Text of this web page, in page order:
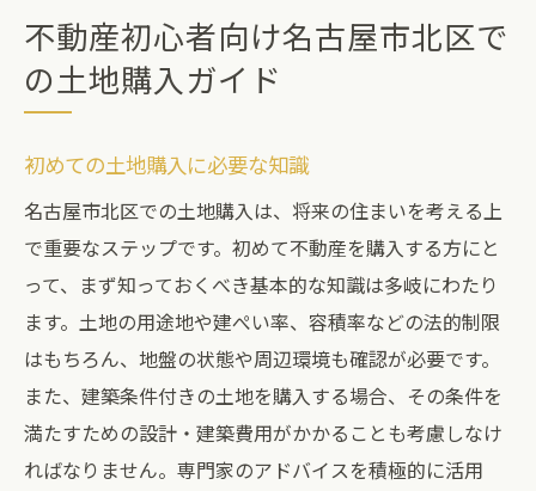
不動産初心者向け名古屋市北区で
の土地購入ガイド
初めての土地購入に必要な知識
名古屋市北区での土地購入は、将来の住まいを考える上
で重要なステップです。初めて不動産を購入する方にと
って、まず知っておくべき基本的な知識は多岐にわたり
ます。土地の用途地や建ぺい率、容積率などの法的制限
はもちろん、地盤の状態や周辺環境も確認が必要です。
また、建築条件付きの土地を購入する場合、その条件を
満たすための設計・建築費用がかかることも考慮しなけ
ればなりません。専門家のアドバイスを積極的に活用